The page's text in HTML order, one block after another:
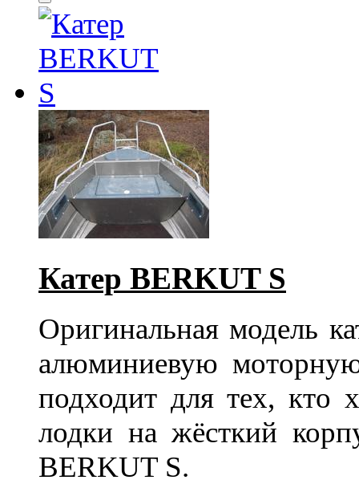
Катер BERKUT S
Оригинальная модель
алюминиевую
подходит для тех, кто
лодки на жёсткий
BERKUT S.